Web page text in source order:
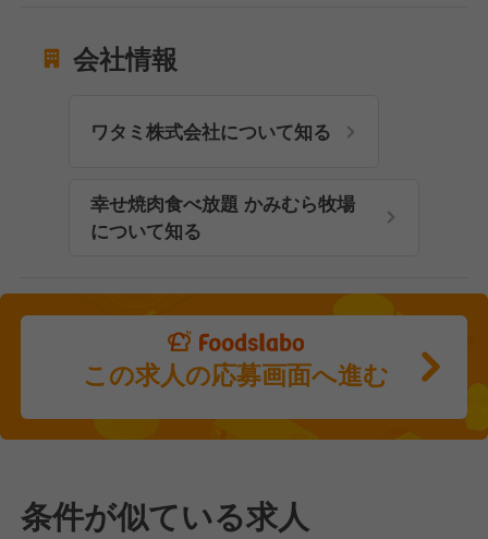
会社情報
ワタミ株式会社について知る
幸せ焼肉食べ放題 かみむら牧場
について知る
この求人の応募画面へ進む
条件が似ている求人